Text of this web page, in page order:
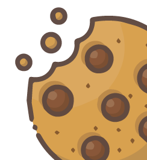
Seguici sui social